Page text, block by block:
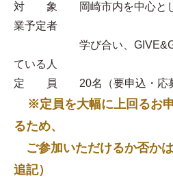
対 象 岡崎市内を中心とし
業予定者
学び合い、GIVE&GIVE
ている人
定 員 20名（要申込・応募
※定員を大幅に上回るお
るため、
ご参加いただけるか否か
追記）